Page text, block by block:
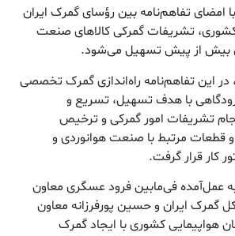
امضای تفاهم‌نامه بین رؤسای گمرک ایران
کشوری، تشریفات گمرکی کالاهای صنعت
بیش از پیش تسهیل می‌شود.
این تفاهم‌نامه راه‌اندازی گمرک تخصصی
با هدف تسهیل، تسریع و
تشریفات امور گمرکی و ترخیص
قطعات مرتبط با صنعت هوانوردی و
کار قرار گرفت.
عمل‌آمده فی‌مابین فرود عسگری معاون
گمرک ایران و حسین پورفرزانه معاون
هواپیمایی کشوری با ایجاد گمرک